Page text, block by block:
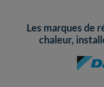
Les marques de
chaleur,